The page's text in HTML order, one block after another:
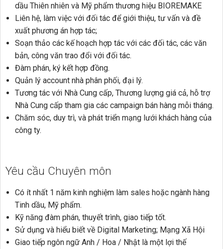
dầu Thiên nhiên và Mỹ phẩm thương hiệu BIOREMAKE
Liên hệ, làm việc với đối tác để giới thiệu, tư vấn và đề
xuất phương án hợp tác;
Soạn thảo các kế hoạch hợp tác với các đối tác, các văn
bản, công văn trao đổi với đối tác.
Đàm phán, ký kết hợp đồng.
Quản lý account nhà phân phối, đại lý.
Tương tác với Nhà Cung cấp, Thương lượng giá cả, hỗ trợ
Nhà Cung cấp tham gia các campaign bán hàng mỗi tháng.
Chăm sóc, duy trì, và phát triển mạng lưới khách hàng của
công ty.
Yêu cầu Chuyên môn
Có ít nhất 1 năm kinh nghiệm làm sales hoặc ngành hàng
Tinh dầu, Mỹ phẩm.
Kỹ năng đàm phán, thuyết trình, giao tiếp tốt.
Sử dụng và hiểu biết về Digital Marketing; Mạng Xã Hội
Giao tiếp ngôn ngữ Anh / Hoa / Nhật là một lợi thế